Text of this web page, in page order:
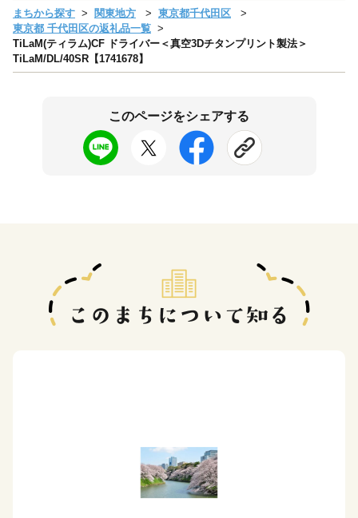
まちから探す 関東地方
東京都千代田区
東京都 千代田区の返礼品一覧
TiLaM(ティラム)CF ドライバー＜真空3Dチタンプリント製法＞
TiLaM/DL/40SR【1741678】
このページをシェアする